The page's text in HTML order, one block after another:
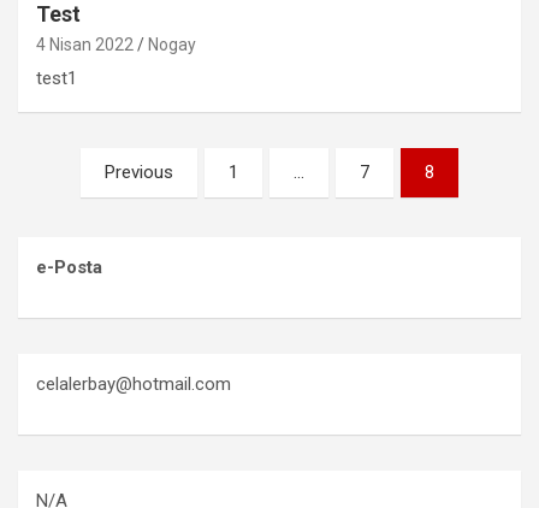
Test
4 Nisan 2022 Nogay
test1
sayfalaması
Previous 1 … 7 8
e-Posta
celalerbay@hotmail.com
N/A